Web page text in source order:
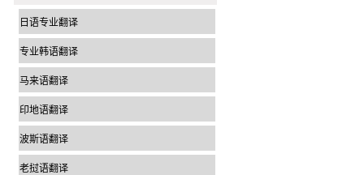
日语专业翻译
专业韩语翻译
马来语翻译
印地语翻译
波斯语翻译
老挝语翻译